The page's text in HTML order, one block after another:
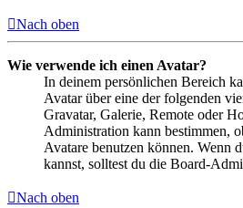
Nach oben
Wie verwende ich einen Avatar?
In deinem persönlichen Bereich
Avatar über eine der folgenden
Gravatar, Galerie, Remote oder
Administration kann bestimmen,
Avatare benutzen können. Wenn
kannst, solltest du die Board-
Nach oben